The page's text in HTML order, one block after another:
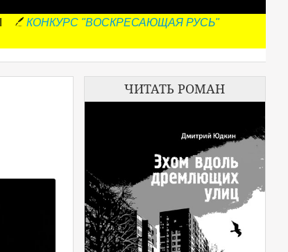
КОНКУРС "ВОСКРЕСАЮЩАЯ РУСЬ"
ЧИТАТЬ РОМАН